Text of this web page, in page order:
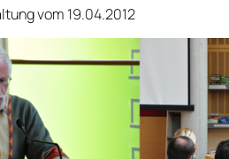
vom 19.04.2012